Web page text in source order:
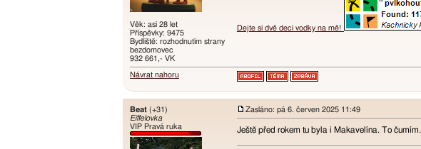
Věk: asi 28 let
Příspěvky: 9475
Bydliště: rozhodnutím strany
bezdomovec
932 661,- VK
Dejte si dvě deci vodky na mě!
Návrat nahoru
Beat (+31)
Eiffelovka
VIP Pravá ruka
Zasláno: pá 6. červen 2025 11:49
Ještě před rokem tu byla i Makavelína. To čumím.